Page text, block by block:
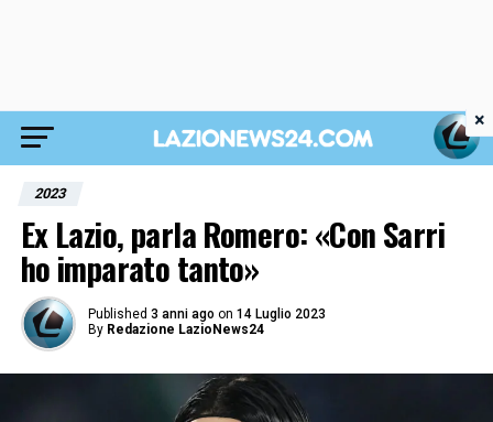
2023
Ex Lazio, parla Romero: «Con Sarri
ho imparato tanto»
Published 3 anni ago on 14 Luglio 2023
By Redazione LazioNews24
×